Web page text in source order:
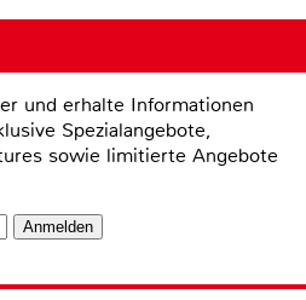
und erhalte Informationen
Spezialangebote,
sowie limitierte Angebote